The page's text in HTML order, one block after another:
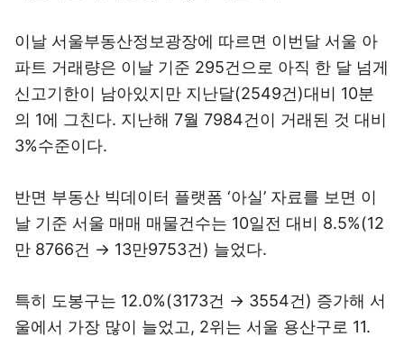
이날 서울부동산정보광장에 따르면 이번달 서울 아
파트 거래량은 이날 기준 295건으로 아직 한 달 넘게
신고기한이 남아있지만 지난달(2549건)대비 10분
의 1에 그친다. 지난해 7월 7984건이 거래된 것 대비
3%수준이다.
반면 부동산 빅데이터 플랫폼 ‘아실’ 자료를 보면 이
날 기준 서울 매매 매물건수는 10일전 대비 8.5%(12
만 8766건 → 13만9753건) 늘었다.
특히 도봉구는 12.0%(3173건 → 3554건) 증가해 서
울에서 가장 많이 늘었고, 2위는 서울 용산구로 11.